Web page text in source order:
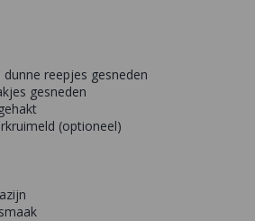
reepjes gesneden
gesneden
(optioneel)